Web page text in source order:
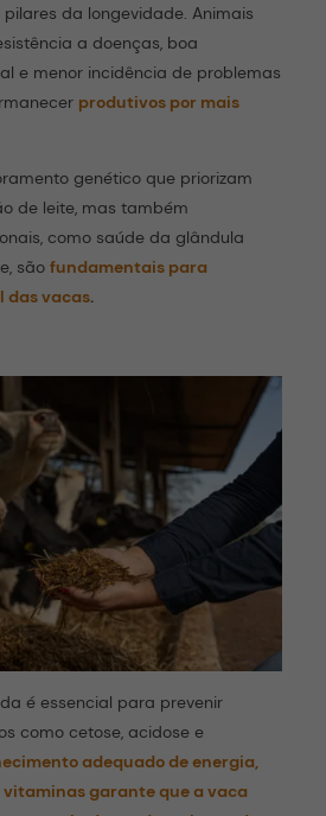
da longevidade. Animais
a doenças, boa
e menor incidência de problemas
produtivos por mais
genético que priorizam
de leite, mas também
como saúde da glândula
sãofundamentais para
das vacas.
é essencial para prevenir
como cetose, acidose e
adequado de energia,
garante que a vaca